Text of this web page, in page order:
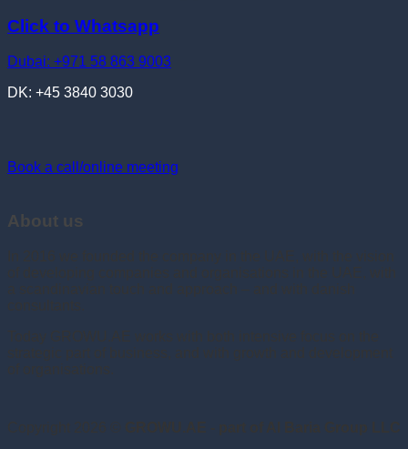
Click to Whatsapp
Dubai: +971 58 863 9003
DK: +45 3840 3030
Book a call/online meeting
About us